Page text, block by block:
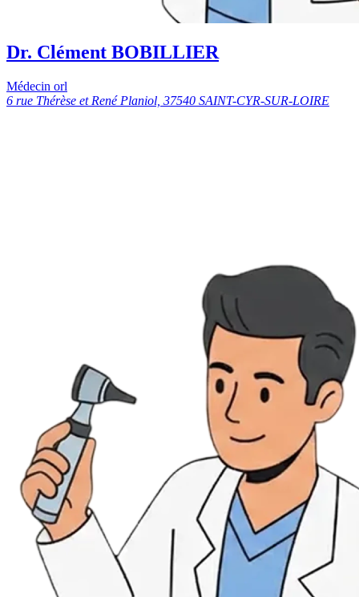
Dr. Clément BOBILLIER
Médecin orl
6 rue Thérèse et René Planiol, 37540 SAINT-CYR-SUR-LOIRE